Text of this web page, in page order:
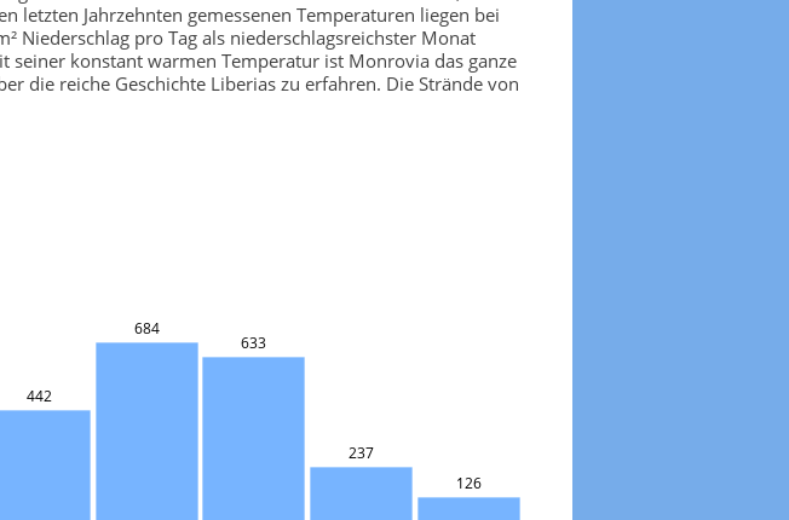
letzten Jahrzehnten gemessenen Temperaturen liegen bei
Niederschlag pro Tag als niederschlagsreichster Monat
seiner konstant warmen Temperatur ist Monrovia das ganze
die reiche Geschichte Liberias zu erfahren. Die Strände von
442
684
633
237
126